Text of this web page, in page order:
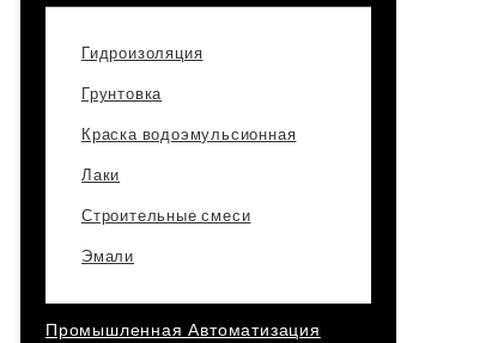
Гидроизоляция
Грунтовка
Краска водоэмульсионная
Лаки
Строительные смеси
Эмали
Промышленная Автоматизация